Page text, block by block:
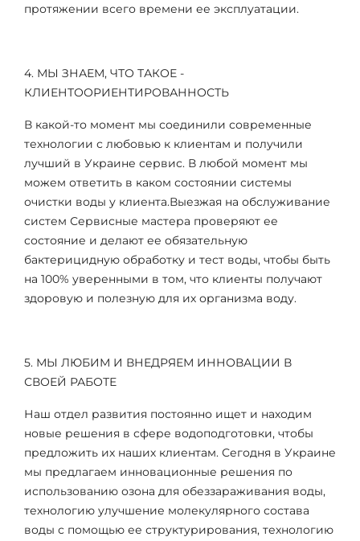
протяжении всего времени ее эксплуатации.
4. МЫ ЗНАЕМ, ЧТО ТАКОЕ -
КЛИЕНТООРИЕНТИРОВАННОСТЬ
В какой-то момент мы соединили современные
технологии с любовью к клиентам и получили
лучший в Украине сервис. В любой момент мы
можем ответить в каком состоянии системы
очистки воды у клиента.Выезжая на обслуживание
систем Сервисные мастера проверяют ее
состояние и делают ее обязательную
бактерицидную обработку и тест воды, чтобы быть
на 100% уверенными в том, что клиенты получают
здоровую и полезную для их организма воду.
5. МЫ ЛЮБИМ И ВНЕДРЯЕМ ИННОВАЦИИ В
СВОЕЙ РАБОТЕ
Наш отдел развития постоянно ищет и находим
новые решения в сфере водоподготовки, чтобы
предложить их наших клиентам. Сегодня в Украине
мы предлагаем инновационные решения по
использованию озона для обеззараживания воды,
технологию улучшение молекулярного состава
воды с помощью ее структурирования, технологию